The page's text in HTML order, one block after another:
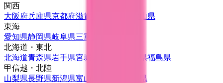
関西
大阪府兵庫県京都府滋賀県
和歌山県
東海
愛知県静岡県岐阜県三重県
北海道・東北
北海道青森県岩手県宮城県 山形県福島県
甲信越・北陸
山梨県長野県新潟県富山県
福井県